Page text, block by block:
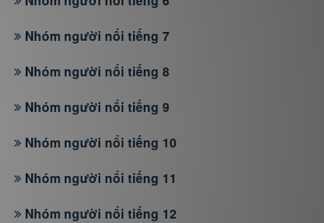
Nhóm người nổi tiếng 7
Nhóm người nổi tiếng 8
Nhóm người nổi tiếng 9
Nhóm người nổi tiếng 10
Nhóm người nổi tiếng 11
Nhóm người nổi tiếng 12